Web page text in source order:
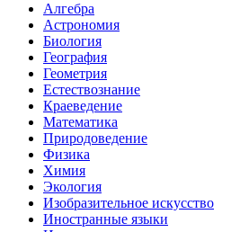
Алгебра
Астрономия
Биология
География
Геометрия
Естествознание
Краеведение
Математика
Природоведение
Физика
Химия
Экология
Изобразительное искусство
Иностранные языки